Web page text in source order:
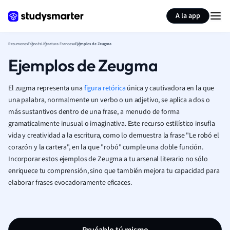
A la app
ResumenesFrancésLiteratura FrancesaEjemplos de Zeugma
Ejemplos de Zeugma
El zugma representa una figura retórica única y cautivadora en la que
una palabra, normalmente un verbo o un adjetivo, se aplica a dos o
más sustantivos dentro de una frase, a menudo de forma
gramaticalmente inusual o imaginativa. Este recurso estilístico insufla
vida y creatividad a la escritura, como lo demuestra la frase "Le robó el
corazón y la cartera", en la que "robó" cumple una doble función.
Incorporar estos ejemplos de Zeugma a tu arsenal literario no sólo
enriquece tu comprensión, sino que también mejora tu capacidad para
elaborar frases evocadoramente eficaces.
Resumir página